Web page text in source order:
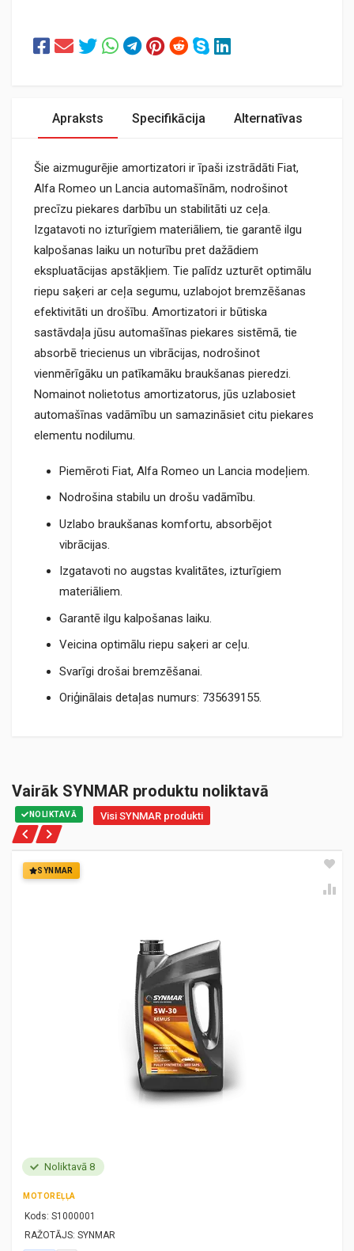
Apraksts Specifikācija Alternatīvas
Šie aizmugurējie amortizatori ir īpaši izstrādāti Fiat,
Alfa Romeo un Lancia automašīnām, nodrošinot
precīzu piekares darbību un stabilitāti uz ceļa.
Izgatavoti no izturīgiem materiāliem, tie garantē ilgu
kalpošanas laiku un noturību pret dažādiem
ekspluatācijas apstākļiem. Tie palīdz uzturēt optimālu
riepu saķeri ar ceļa segumu, uzlabojot bremzēšanas
efektivitāti un drošību. Amortizatori ir būtiska
sastāvdaļa jūsu automašīnas piekares sistēmā, tie
absorbē triecienus un vibrācijas, nodrošinot
vienmērīgāku un patīkamāku braukšanas pieredzi.
Nomainot nolietotus amortizatorus, jūs uzlabosiet
automašīnas vadāmību un samazināsiet citu piekares
elementu nodilumu.
Piemēroti Fiat, Alfa Romeo un Lancia modeļiem.
Nodrošina stabilu un drošu vadāmību.
Uzlabo braukšanas komfortu, absorbējot
vibrācijas.
Izgatavoti no augstas kvalitātes, izturīgiem
materiāliem.
Garantē ilgu kalpošanas laiku.
Veicina optimālu riepu saķeri ar ceļu.
Svarīgi drošai bremzēšanai.
Oriģinālais detaļas numurs: 735639155.
Vairāk SYNMAR produktu noliktavā
NOLIKTAVĀ Visi SYNMAR produkti
SYNMAR
Noliktavā 8
MOTOREĻĻA
Kods: S1000001
RAŽOTĀJS: SYNMAR